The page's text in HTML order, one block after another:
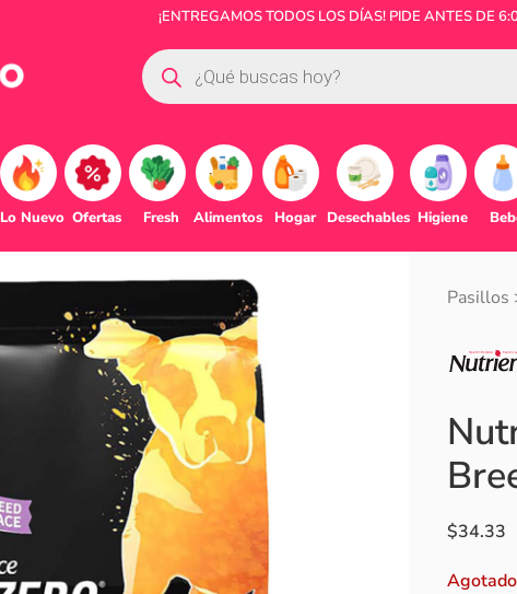
¡ENTREGAMOS TODOS LOS DÍAS! PIDE ANTES DE
Lo Nuevo Ofertas Fresh Alimentos Hogar Desechables Higiene
Pasillos
$34.33
Agotado